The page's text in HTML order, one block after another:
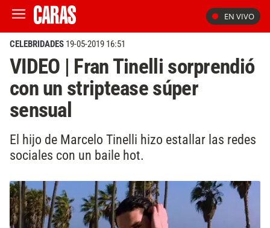
EN VIVO
CELEBRIDADES 19-05-2019 16:51
VIDEO | Fran Tinelli sorprendió
con un striptease súper
sensual
El hijo de Marcelo Tinelli hizo estallar las redes
sociales con un baile hot.